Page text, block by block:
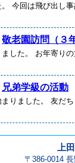
今回は飛び出し
敬老園訪問（３
した。 お年寄り
兄弟学級の活動
りました。 友だ
上
〒386-0014